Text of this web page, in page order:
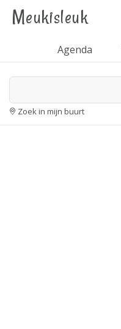
Meukisleuk
Agenda
Zoek in mijn buurt